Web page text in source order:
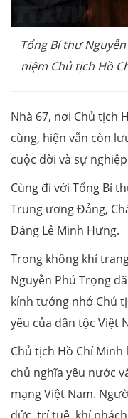
Tổng Bí thư
niệm Chủ tịch Hồ
Nhà 67, nơi Chủ tịch
cùng, hiện vẫn còn
cuộc đời và sự
Cùng đi với Tổng Bí
Trung ương Đảng,
Đảng Lê Minh Hưng.
Trong không khí
Nguyễn Phú Trọng
kính tưởng nhớ Chủ
yêu của dân tộc Việt
Chủ tịch Hồ Chí
chủ nghĩa yêu nước
mạng Việt Nam.